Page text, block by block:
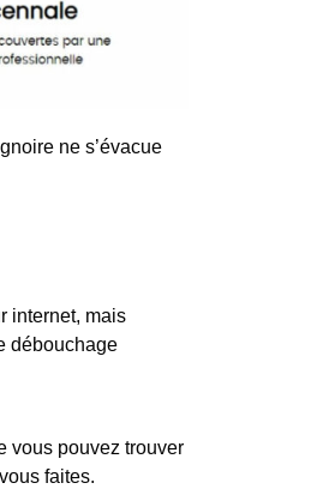
ne s’évacue
internet, mais
débouchage
vous pouvez trouver
faites.